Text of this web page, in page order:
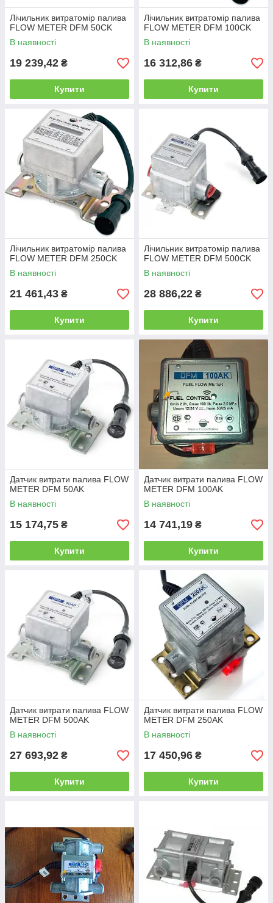
Лічильник витратомір палива
FLOW METER DFM 50CK
В наявності
19 239,42 ₴
Купити
Лічильник витратомір палива
FLOW METER DFM 100CK
В наявності
16 312,86 ₴
Купити
Лічильник витратомір палива
FLOW METER DFM 250CK
В наявності
21 461,43 ₴
Купити
Лічильник витратомір палива
FLOW METER DFM 500CK
В наявності
28 886,22 ₴
Купити
Датчик витрати палива FLOW
METER DFM 50AK
В наявності
15 174,75 ₴
Купити
Датчик витрати палива FLOW
METER DFM 100AK
В наявності
14 741,19 ₴
Купити
Датчик витрати палива FLOW
METER DFM 500AK
В наявності
27 693,92 ₴
Купити
Датчик витрати палива FLOW
METER DFM 250AK
В наявності
17 450,96 ₴
Купити